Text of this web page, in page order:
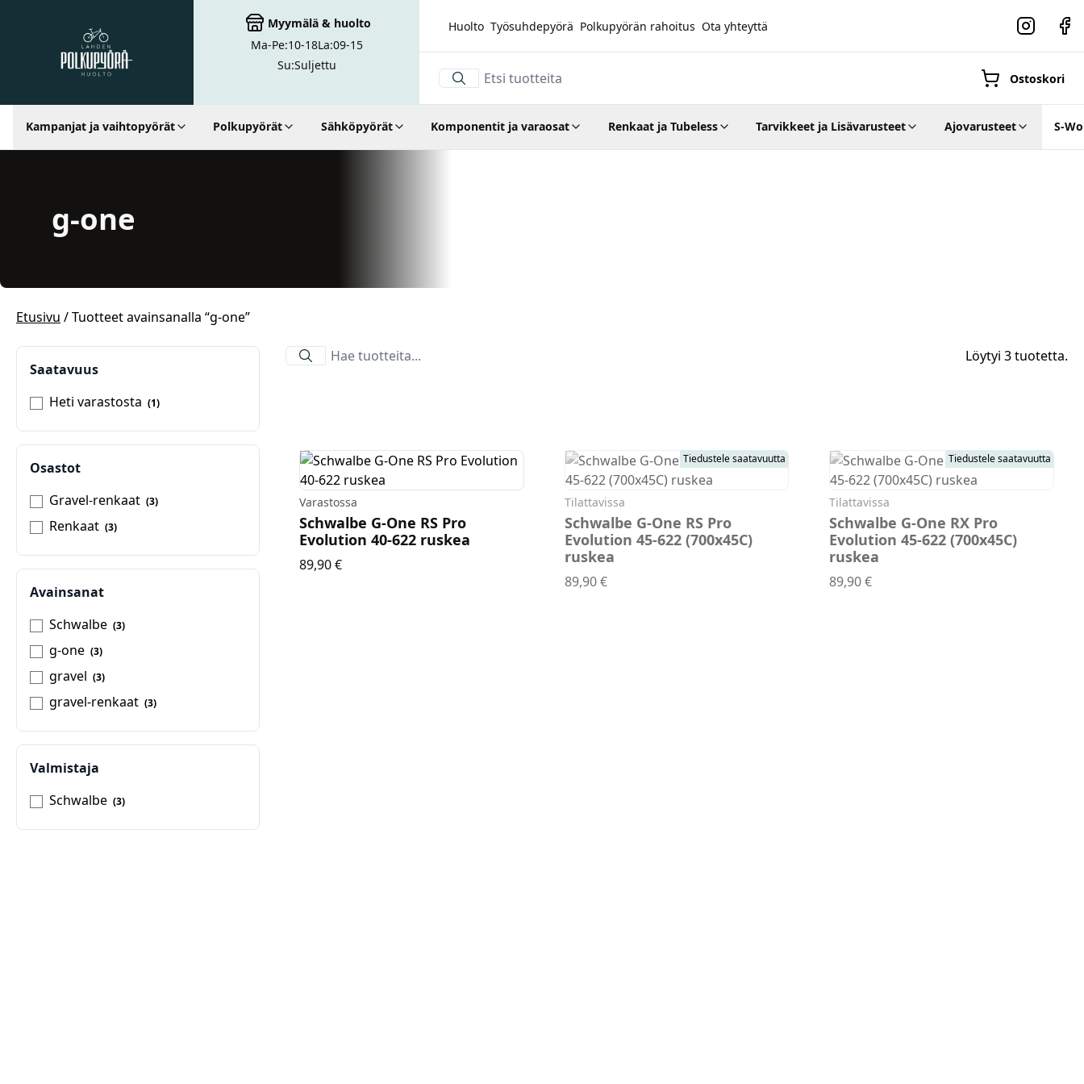
Lahden Polkupyörähuolto - etusivulle
Myymälä & huolto
Ma-Pe:10-18La:09-15
Su:Suljettu
Huolto Työsuhdepyörä Polkupyörän rahoitus Ota yhteyttä Instagram
Hakutulokset Suositut osastot
KaupunkisähköpyörätTarvikkeet
Ostoskori
Kampanjat ja vaihtopyörät Polkupyörät Sähköpyörät Komponentit ja varaosat Renkaat ja Tubeless Tarvikkeet ja Lisävarusteet Ajovarusteet S-
g-one
Etusivu / Tuotteet avainsanalla “g-one”
Saatavuus
Heti varastosta
1
Osastot
Gravel-renkaat
3
Renkaat 3
Avainsanat
Schwalbe
3
g-one 3
gravel 3
gravel-renkaat 3
Valmistaja
Schwalbe
3
Löytyi 3 tuotetta.
Varastossa
Schwalbe G-One RS Pro
Evolution 40-622 ruskea
89,90 €Schwalbe G-One RS Pro Evolution 40-622 ruskea
Tilattavissa
Schwalbe G-One RS Pro
Evolution 45-622 (700x45C)
ruskea
89,90 €Schwalbe G-One RS Pro Evolution 45-622 (700x45C) ruskea
Tiedustele saatavuutta
Tilattavissa
Schwalbe G-One RX Pro
Evolution 45-622 (700x45C)
ruskea
89,90 €Schwalbe G-One RX Pro Evolution
Tiedustele saatavuutta